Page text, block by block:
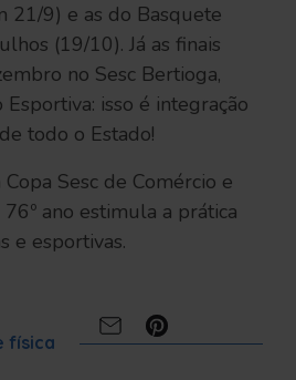
21/9) e as do Basquete
(19/10). Já as finais
no Sesc Bertioga,
isso é integração
todo o Estado!
Sesc de Comércio e
ano estimula a prática
e esportivas.
física